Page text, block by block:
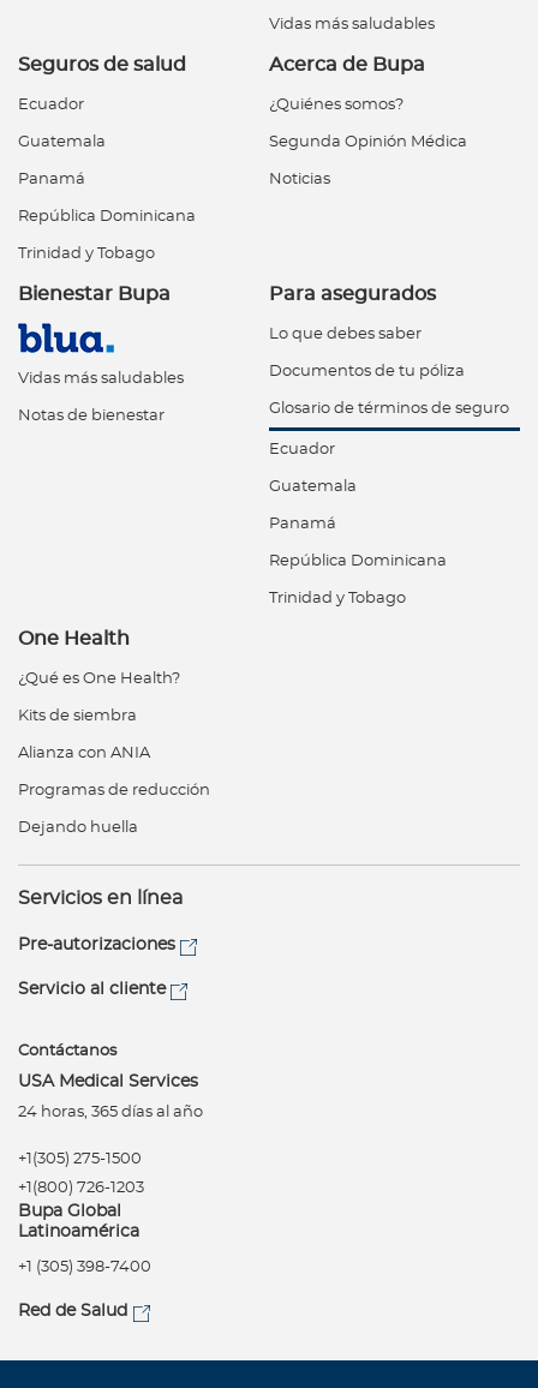
Vidas más saludables
Seguros de salud
Ecuador
Guatemala
Panamá
República Dominicana
Trinidad y Tobago
Acerca de Bupa
¿Quiénes somos?
Segunda Opinión Médica
Noticias
Bienestar Bupa
Vidas más saludables
Notas de bienestar
Para asegurados
Lo que debes saber
Documentos de tu póliza
Glosario de términos de seguro
Ecuador
Guatemala
Panamá
República Dominicana
Trinidad y Tobago
One Health
¿Qué es One Health?
Kits de siembra
Alianza con ANIA
Programas de reducción
Dejando huella
Servicios en línea
Pre-autorizaciones
Servicio al cliente
Contáctanos
USA Medical Services
24 horas, 365 días al año
+1(305) 275-1500
+1(800) 726-1203
Bupa Global
Latinoamérica
+1 (305) 398-7400
Red de Salud